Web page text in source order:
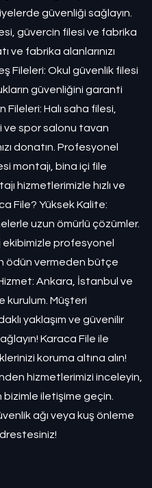
güvenliği sağlayın.
güvercin filesi ve fabrika
ve fabrika alanlarınızı
Fileleri: Okul güvenlik filesi
güvenliğini garanti
Fileleri: Halı saha filesi,
spor salonu tavan
donatın. Profesyonel
montajı, bina içi file
hizmetlerimizle hızlı ve
File? Yüksek Kalite:
uzun ömürlü çözümler.
ekibimizle profesyonel
ödün vermeden bütçe
Ankara, İstanbul ve
kurulum. Müşteri
yaklaşım ve güvenilir
Karaca File ile
koruma altına alın!
hizmetlerimizi inceleyin,
iletişime geçin.
ağı veya kuş önleme